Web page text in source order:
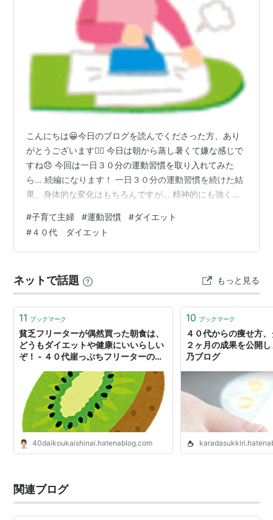
こんにちは😀今日のブログを読んでくださった方、あり
がとうございます🙇‍♀ 今日は朝から蒸し暑くて嫌な感じで
すね😞 今回は一日３０分の運動習慣を取り入れてみた
ら… 続編になります！ 一日３０分の運動習慣を続けた結
果、身体的な変化はもちろんですが… 精神的にも強くな
おかげで、今までやらなかった事が行動できるようにな
ったのです！ 私の中で特に大きな行動は ブログを始める
Twitterを始める 証券口座を開設する 以前の私では考えら
集めるだけで何も行動しない 私の尊敬するYouTuberの太
郎の…
#子育て主婦 #運動習慣 #ダイエット
#４０代 ダイエット
ネットで話題 もっと見る
11 ブックマーク
貧乏フリーターが偶然買った朝食は、
どうもダイエットや健康にいいらしい
ぞ！ - ４０代崖っぷちフリーターの奮
40daikoukaishinai.hatenablog.com
10 ブックマーク
４０代からの痩せ方
２ヶ月の成果を公開
乃ブログ
関連ブログ